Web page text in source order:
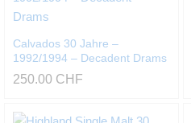
Calvados 30 Jahre –
1992/1994 – Decadent Drams
250.00 CHF